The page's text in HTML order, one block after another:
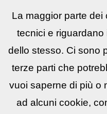
ReflexLIST▼
La maggior parte
tecnici e
dello stesso. Ci sono
terze parti che
vuoi saperne di più o
ad alcuni cookie,